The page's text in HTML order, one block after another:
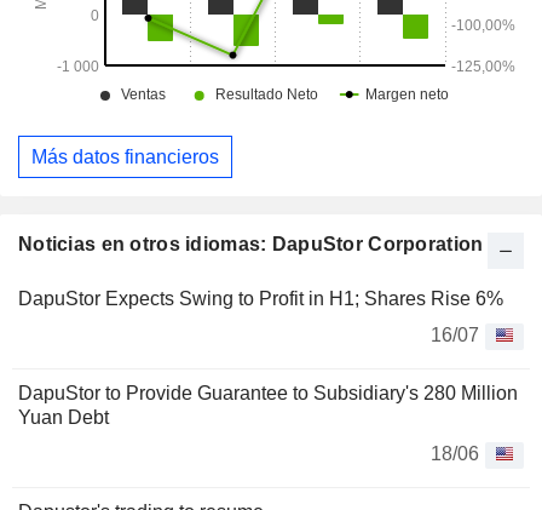
Noticias en otros idiomas: DapuStor Corporation
DapuStor Expects Swing to Profit in H1; Shares Rise 6%
16/07
DapuStor to Provide Guarantee to Subsidiary's 280 Million
Yuan Debt
18/06
Más datos financieros